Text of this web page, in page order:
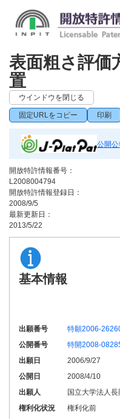
表面粗さ評価
置
ウインドウを閉じる
固定URLをコピー 印刷
公開
開放特許情報番号：
L2008004794
開放特許情報登録日：
2008/9/5
最新更新日：
2013/5/22
基本情報
出願番号
特願2006-
公開番号
特開2008-
出願日
2006/9/27
公開日
2008/4/10
出願人
国立大学法人
権利化状況
権利化前